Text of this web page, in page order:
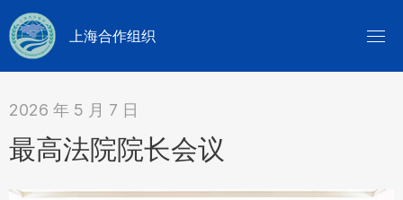
上海合作组织
2026 年 5 月 7 日
最高法院院长会议